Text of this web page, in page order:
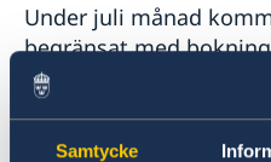
Samtycke
Under juli månad
begränsat med
Ambassaden
över ert behov av
ert besök i god tid.